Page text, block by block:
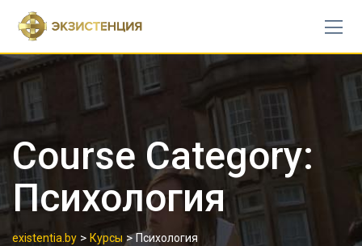
content
Course Category:
Психология
existentia.by > Курсы >Психология